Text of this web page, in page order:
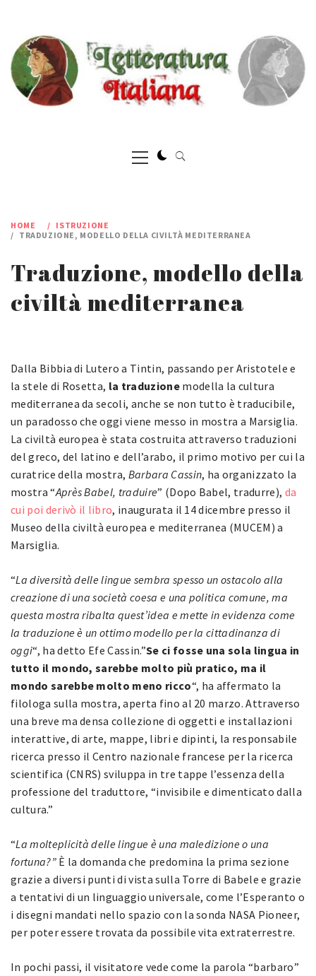
content
Primary
Menu
HOME
ISTRUZIONE
TRADUZIONE, MODELLO DELLA CIVILTÀ MEDITERRANEA
Traduzione, modello della
civiltà mediterranea
Dalla Bibbia di Lutero a Tintin, passando per Aristotele e
la stele di Rosetta, la traduzionemodella la cultura
mediterranea da secoli, anche se non tutto è traducibile,
un paradosso che oggi viene messo in mostra a Marsiglia.
La civiltà europea è stata costruita attraverso traduzioni
del greco, del latino e dell’arabo, il primo motivo per cui la
curatrice della mostra, Barbara Cassin, ha organizzato la
mostra “Après Babel, traduire” (Dopo Babel, tradurre), da
cui poi derivò il libro, inaugurata il 14 dicembre presso il
Museo della civiltà europea e mediterranea (MUCEM) a
Marsiglia.
“La diversità delle lingue sembra spesso un ostacolo alla
creazione di una società coesa e una politica comune, ma
questa mostra ribalta quest’idea e mette in evidenza come
la traduzione è un ottimo modello per la cittadinanza di
oggi“, ha detto Efe Cassin.”Se ci fosse una sola lingua in
tutto il mondo, sarebbe molto più pratico, ma il
mondo sarebbe molto meno ricco“, ha affermato la
filologa sulla mostra, aperta fino al 20 marzo. Attraverso
una breve ma densa collezione di oggetti e installazioni
interattive, di arte, mappe, libri e dipinti, la responsabile
ricerca presso il Centro nazionale francese per la ricerca
scientifica (CNRS) sviluppa in tre tappe l’essenza della
professione del traduttore, “invisibile e dimenticato dalla
cultura.”
“La molteplicità delle lingue è una maledizione o una
fortuna?”È la domanda che predomina la prima sezione
grazie a diversi punti di vista sulla Torre di Babele e grazie
a tentativi di un linguaggio universale, come l’Esperanto o
i disegni mandati nello spazio con la sonda NASA Pioneer,
per poter essere trovata da possibile vita extraterrestre.
In pochi passi, il visitatore vede come la parola “barbaro”